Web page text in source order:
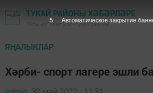
ТУКАЙ РАЙОНЫ ХӘБӘРЛӘРЕ
"Якты юл" газетасы - Тукай районы
ЯҢАЛЫКЛАР
Хәрби- спорт лагере эшли
5 Автоматическое закрытие